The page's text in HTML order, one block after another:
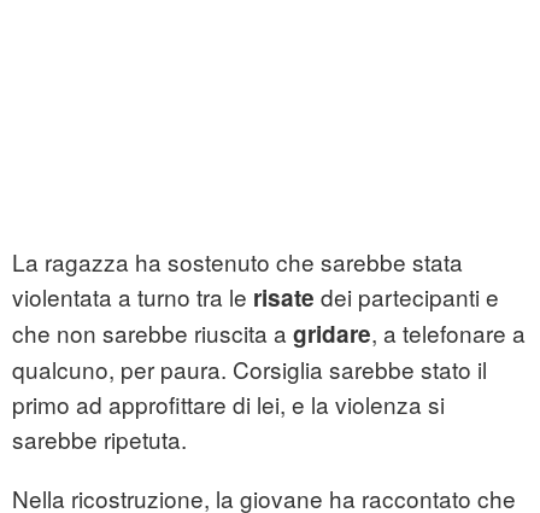
La ragazza ha sostenuto che sarebbe stata
violentata a turno tra le risate dei partecipanti e
che non sarebbe riuscita a gridare, a telefonare a
qualcuno, per paura. Corsiglia sarebbe stato il
primo ad approfittare di lei, e la violenza si
sarebbe ripetuta.
Nella ricostruzione, la giovane ha raccontato che